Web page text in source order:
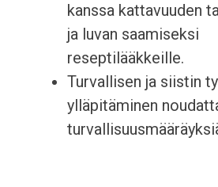
kanssa kattavuuden
ja luvan saamiseksi
reseptilääkkeille.
Turvallisen ja siistin
ylläpitäminen